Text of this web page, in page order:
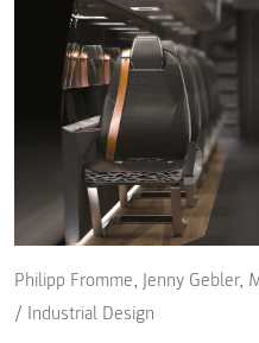
Philipp Fromme, Jenny Gebler,
/ Industrial Design